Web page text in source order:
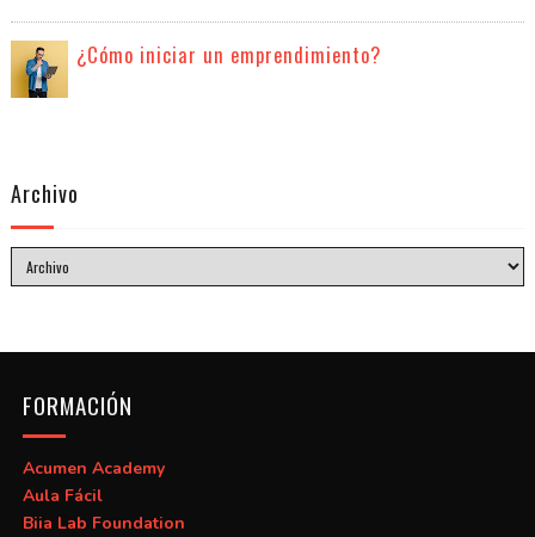
¿Cómo iniciar un emprendimiento?
Archivo
FORMACIÓN
Acumen Academy
Aula Fácil
Biia Lab Foundation